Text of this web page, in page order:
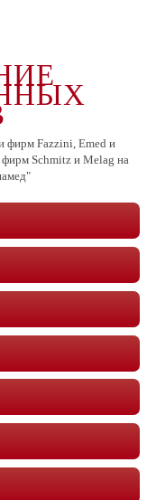
фирм Fazzini, Emed и
Schmitz и Melag на